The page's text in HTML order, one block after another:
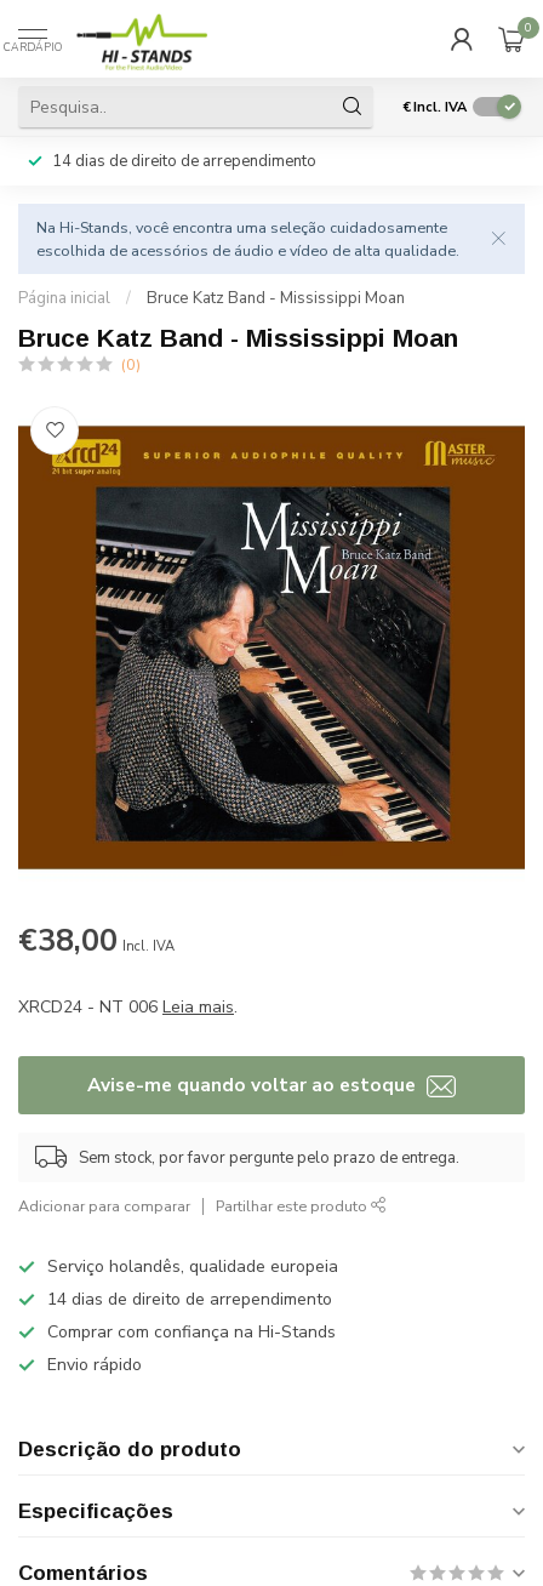
CARDÁPIO
0
€Incl. IVA
14 dias de direito de arrependimento
Na Hi-Stands, você encontra uma seleção cuidadosamente
escolhida de acessórios de áudio e vídeo de alta qualidade.
Página inicial / Bruce Katz Band - Mississippi Moan
Bruce Katz Band - Mississippi Moan
(0)
€38,00 Incl. IVA
XRCD24 - NT 006 Leia mais.
Avise-me quando voltar ao estoque
Sem stock, por favor pergunte pelo prazo de entrega.
Adicionar para comparar Partilhar este produto
Serviço holandês, qualidade europeia
14 dias de direito de arrependimento
Comprar com confiança na Hi-Stands
Envio rápido
Descrição do produto
Especificações
Comentários